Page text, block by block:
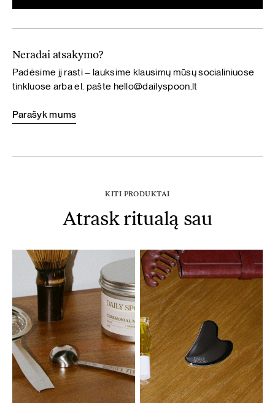
Neradai atsakymo?
Padėsime jį rasti – lauksime klausimų mūsų socialiniuose
tinkluose arba el. pašte hello@dailyspoon.lt
Parašyk mums
KITI PRODUKTAI
Atrask ritualą sau